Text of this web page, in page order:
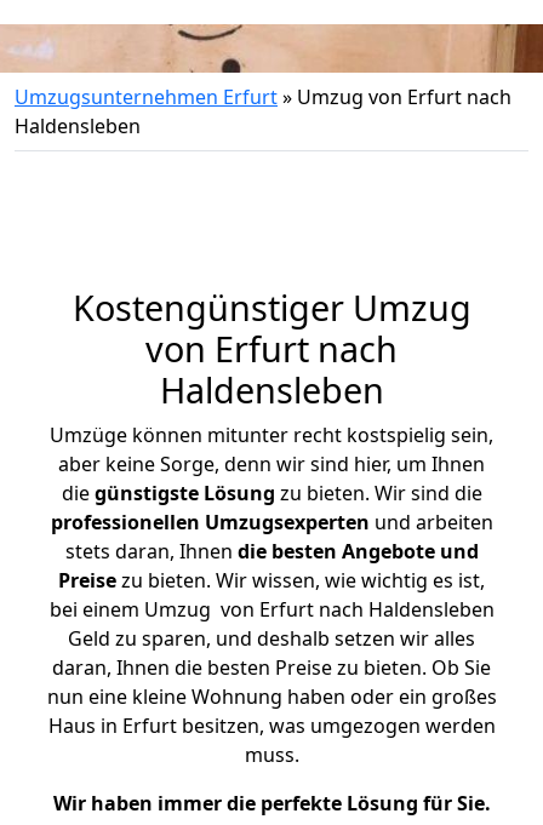
Umzugsunternehmen Erfurt» Umzug von Erfurt nach
Haldensleben
Kostengünstiger Umzug
von Erfurt nach
Haldensleben
Umzüge können mitunter recht kostspielig sein,
aber keine Sorge, denn wir sind hier, um Ihnen
diegünstigste Lösung zu bieten. Wir sind die
professionellen Umzugsexperten und arbeiten
stets daran, Ihnen die besten Angebote und
Preisezu bieten. Wir wissen, wie wichtig es ist,
bei einem Umzug von Erfurt nach Haldensleben
Geld zu sparen, und deshalb setzen wir alles
daran, Ihnen die besten Preise zu bieten. Ob Sie
nun eine kleine Wohnung haben oder ein großes
Haus in Erfurt besitzen, was umgezogen werden
muss.
Wir haben immer die perfekte Lösung für Sie.